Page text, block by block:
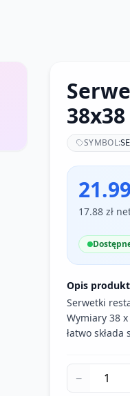
SYMBOL:
17.88 zł
Opis
Serwetki
Wymiary 38
łatwo
−